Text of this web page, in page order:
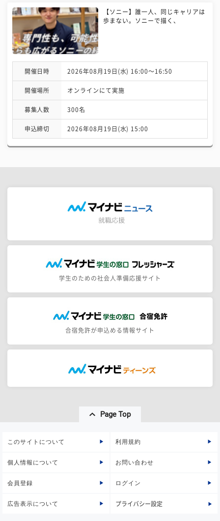
【ソニー】誰一人、同じキャリアは
歩まない。ソニーで描く、
開催日時 2026年08月19日(水) 16:00〜16:50
開催場所 オンラインにて実施
募集人数 300名
申込締切 2026年08月19日(水) 15:00
学生のための社会人準備応援サイト
合宿免許が申込める情報サイト
Page Top
このサイトについて 利用規約
個人情報について お問い合わせ
会員登録 ログイン
広告表示について プライバシー設定